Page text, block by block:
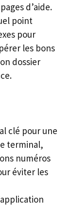
d’aide.
point
pour
les bons
dossier
clé pour une
terminal,
numéros
éviter les